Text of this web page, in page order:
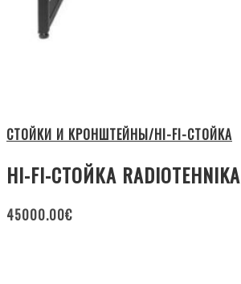
СТОЙКИ И КРОНШТЕЙНЫ/HI-FI-СТОЙКА
HI-FI-СТОЙКА RADIOTEHNIKA
45000.00€